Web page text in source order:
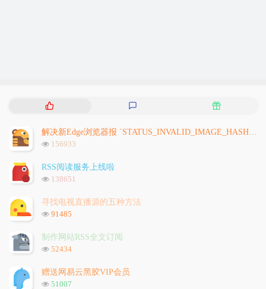
热
文
章
评
随
文
解决新Edge浏览器报 `STATUS_INVALID_IMAGE_HASH` 问题
浏
次
数:
156933
RSS阅读服务上线啦
浏
次
数:
138651
寻找电视直播源的五种方法
浏
次
数:
91485
制作网站RSS全文订阅
浏
次
数:
52434
赠送网易云黑胶VIP会员
浏
51007